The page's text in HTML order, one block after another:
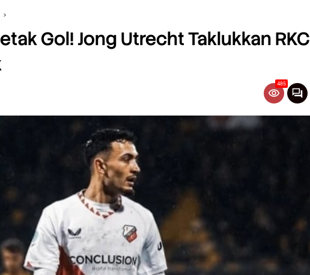
Gol! Jong Utrecht Taklukkan RKC
485